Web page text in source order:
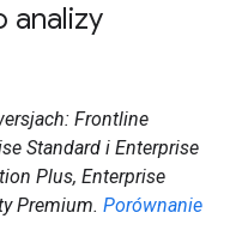
analizy
Frontline
Standard i Enterprise
Plus, Enterprise
Premium. Porównanie